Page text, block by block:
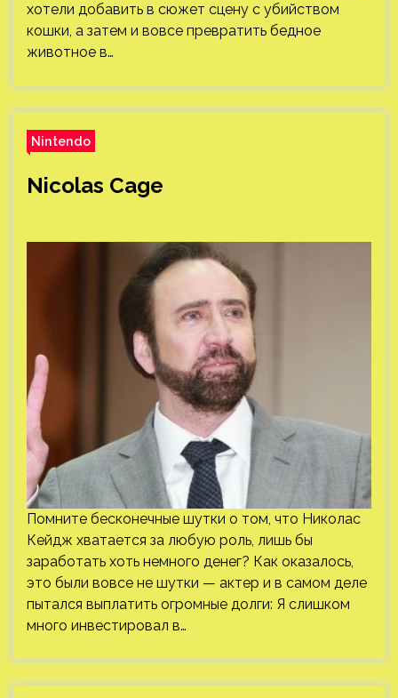
хотели добавить в сюжет сцену с убийством
кошки, а затем и вовсе превратить бедное
животное в…
Nintendo
Nicolas Cage
Помните бесконечные шутки о том, что Николас
Кейдж хватается за любую роль, лишь бы
заработать хоть немного денег? Как оказалось,
это были вовсе не шутки — актер и в самом деле
пытался выплатить огромные долги: Я слишком
много инвестировал в…